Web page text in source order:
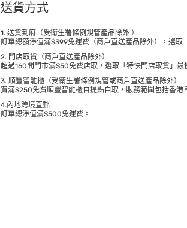
送貨方式
1. 送貨到府（受衛生署條例規管產品除外 ）
訂單總額淨值滿$399免運費（商戶直送產品除外），選
2. 門店取貨（商戶直送產品除外）
超過160間門市滿$50免費店取，選取「特快門店取貨」最
3. 順豐智能櫃（受衛生署條例規管或商戶直送產品除外）
買滿$250免費順豐智能櫃自提點自取，服務範圍包括香港
4.內地跨境直郵
訂單總淨值滿$500免運費。